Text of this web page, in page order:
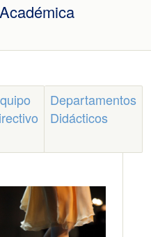
Departamentos
Didácticos